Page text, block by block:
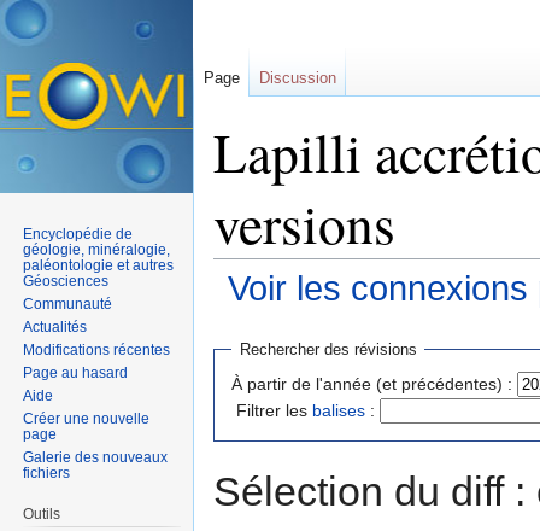
Lapilli
versions
Voir les
Rechercher des révisions
À partir de l'année (et précédentes) :
Filtrer les balises :
Sélection du diff
Page Discussion
Encyclopédie de
géologie, minéralogie,
paléontologie et autres
Géosciences
Communauté
Actualités
Modifications récentes
Page au hasard
Aide
Créer une nouvelle
page
Galerie des nouveaux
fichiers
Outils